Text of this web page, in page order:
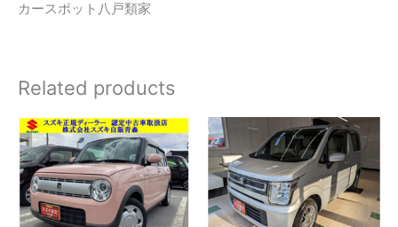
カースポット八戸類家
Related products